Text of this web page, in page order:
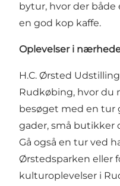
bytur, hvor der
en god kop kaffe.
Oplevelser i
H.C. Ørsted
Rudkøbing, hvor du
besøget med en tur
gader, små butikker
Gå også en tur ved
Ørstedsparken eller
kulturoplevelser i